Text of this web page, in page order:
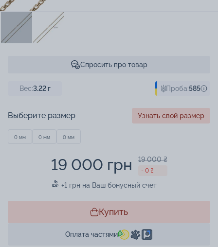
Спросить про товар
Вес:3.22г Проба:585
Выберите размер Узнать свой размер
0 мм 0 мм 0 мм
19 000 грн 19 000 ₴
- 0 ₴
+1 грн на Ваш бонусный счет
Купить
Оплата частями